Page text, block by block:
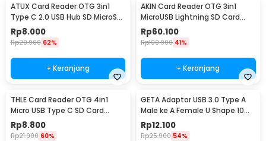
ATUX Card Reader OTG 3in1
Type C 2.0 USB Hub SD MicroSD
- AT32
Rp8.000
Rp20.900 62%
+ Keranjang
AKIN Card Reader OTG 3in1
MicroUSB Lightning SD Card
MicroSD USB 3.0 - NK303T
Rp60.100
Rp100.900 41%
+ Keranjang
THLE Card Reader OTG 4in1
Micro USB Type C SD Card
MicroSD USB 3.0 - THR4
Rp8.800
Rp21.900 60%
GETA Adaptor USB 3.0 Type A
Male ke A Female U Shape 10
Gbps - G-01
Rp12.100
Rp25.900 54%